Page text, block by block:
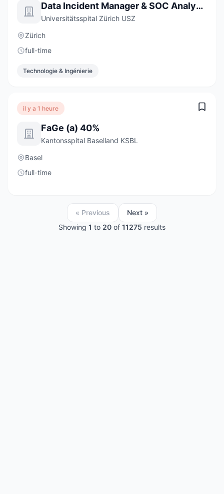
Data Incident Manager & SOC Analyst:in 80-100%
Universitätsspital Zürich USZ
Zürich
full-time
Technologie & Ingénierie
il y a 1 heure
FaGe (a) 40%
Kantonsspital Baselland KSBL
Basel
full-time
« Previous
Next »
Showing 1 to 20 of 11275 results